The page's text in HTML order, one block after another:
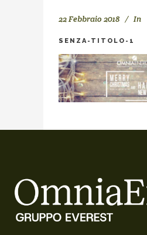
22 Febbraio 2018 In
SENZA-TITOLO-1